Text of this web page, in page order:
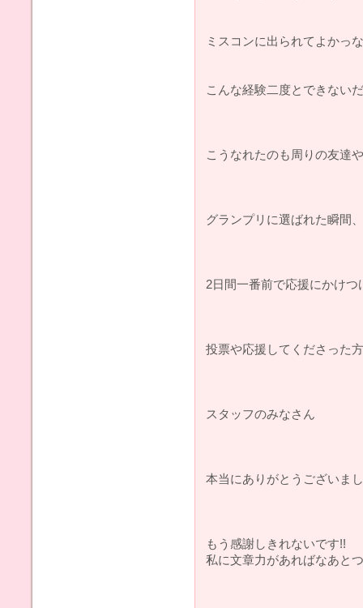
ミスコンに出られてよかっ
こんな経験二度とできない
こうなれたのも周りの友達
グランプリに選ばれた瞬間
2日間一番前で応援にかけ
投票や応援してくださった
スタッフのみなさん
本当にありがとうございま
もう感謝しきれないです!!
私に文章力があればなあと